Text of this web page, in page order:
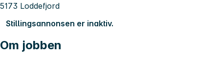
5173 Loddefjord
Stillingsannonsen er inaktiv.
Om jobben